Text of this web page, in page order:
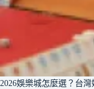
2026娛樂城怎麼選？台